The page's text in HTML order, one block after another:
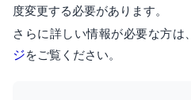
度変更する必要があります。
さらに詳しい情報が必要な方は、
ジをご覧ください。